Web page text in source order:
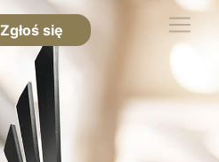
Zgłoś się